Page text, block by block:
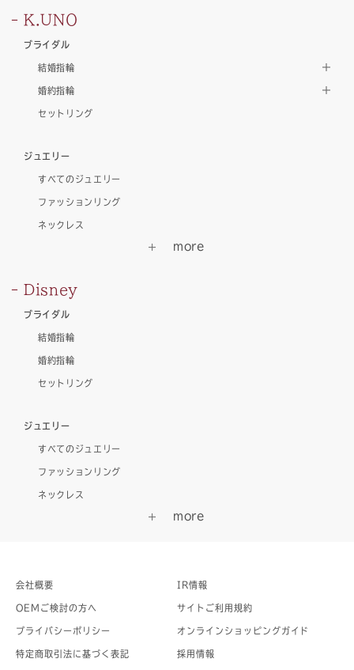
K.UNO
ブライダル
結婚指輪
婚約指輪
セットリング
ジュエリー
すべてのジュエリー
ファッションリング
ネックレス
Disney
ブライダル
結婚指輪
婚約指輪
セットリング
ジュエリー
すべてのジュエリー
ファッションリング
ネックレス
会社概要 IR情報
OEMご検討の方へ サイトご利用規約
プライバシーポリシー オンラインショッピングガイド
特定商取引法に基づく表記 採用情報